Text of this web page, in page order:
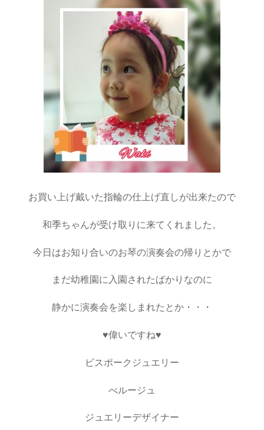
お買い上げ戴いた指輪の仕上げ直しが出来たので
和季ちゃんが受け取りに来てくれました。
今日はお知り合いのお琴の演奏会の帰りとかで
まだ幼稚園に入園されたばかりなのに
静かに演奏会を楽しまれたとか・・・
♥偉いですね♥
ビスポークジュエリー
べルージュ
ジュエリーデザイナー